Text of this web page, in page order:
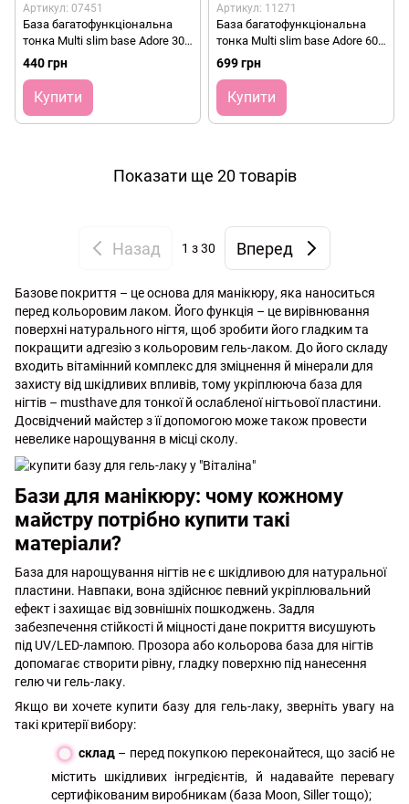
Артикул: 07451
База багатофункціональна
тонка Multi slim base Adore 30
мл
440 грн
Купити
Артикул: 11271
База багатофункціональна
тонка Multi slim base Adore 60
мл
699 грн
Купити
Показати ще 20 товарів
Назад 1 з 30 Вперед
Базове покриття – це основа для манікюру, яка наноситься
перед кольоровим лаком. Його функція – це вирівнювання
поверхні натурального нігтя, щоб зробити його гладким та
покращити адгезію з кольоровим гель-лаком. До його складу
входить вітамінний комплекс для зміцнення й мінерали для
захисту від шкідливих впливів, тому укріплююча база для
нігтів – musthave для тонкої й ослабленої нігтьової пластини.
Досвідчений майстер з її допомогою може також провести
невелике нарощування в місці сколу.
Бази для манікюру: чому кожному
майстру потрібно купити такі
матеріали?
База для нарощування нігтів не є шкідливою для натуральної
пластини. Навпаки, вона здійснює певний укріплювальний
ефект і захищає від зовнішніх пошкоджень. Задля
забезпечення стійкості й міцності дане покриття висушують
під UV/LED-лампою. Прозора або кольорова база для нігтів
допомагає створити рівну, гладку поверхню під нанесення
гелю чи гель-лаку.
Якщо ви хочете купити базу для гель-лаку, зверніть увагу на
такі критерії вибору:
склад – перед покупкою переконайтеся, що засіб не
містить шкідливих інгредієнтів, й надавайте перевагу
сертифікованим виробникам (база Moon, Siller тощо);